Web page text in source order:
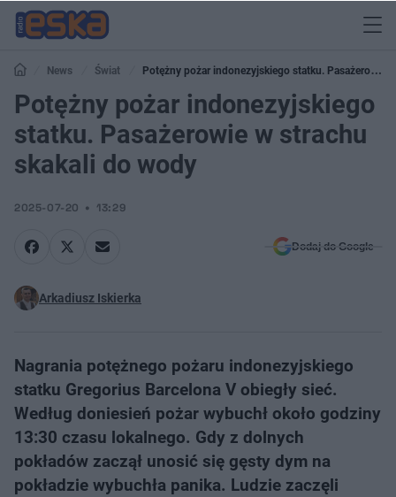
News Świat
Potężny pożar indonezyjskiego statku. Pasażerowie
w strachu skakali do wody
Potężny pożar indonezyjskiego
statku. Pasażerowie w strachu
skakali do wody
2025-07-20 13:29
Dodaj do Google
Arkadiusz Iskierka
Nagrania potężnego pożaru indonezyjskiego
statku Gregorius Barcelona V obiegły sieć.
Według doniesień pożar wybuchł około godziny
13:30 czasu lokalnego. Gdy z dolnych
pokładów zaczął unosić się gęsty dym na
pokładzie wybuchła panika. Ludzie zaczęli